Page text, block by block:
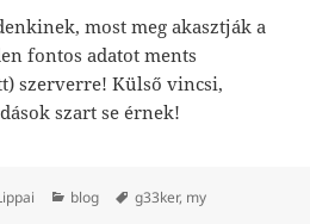
most meg akasztják a
fontos adatot ments
szerverre! Külső vincsi,
szart se érnek!
Kategória
blog Címke
g33ker, my